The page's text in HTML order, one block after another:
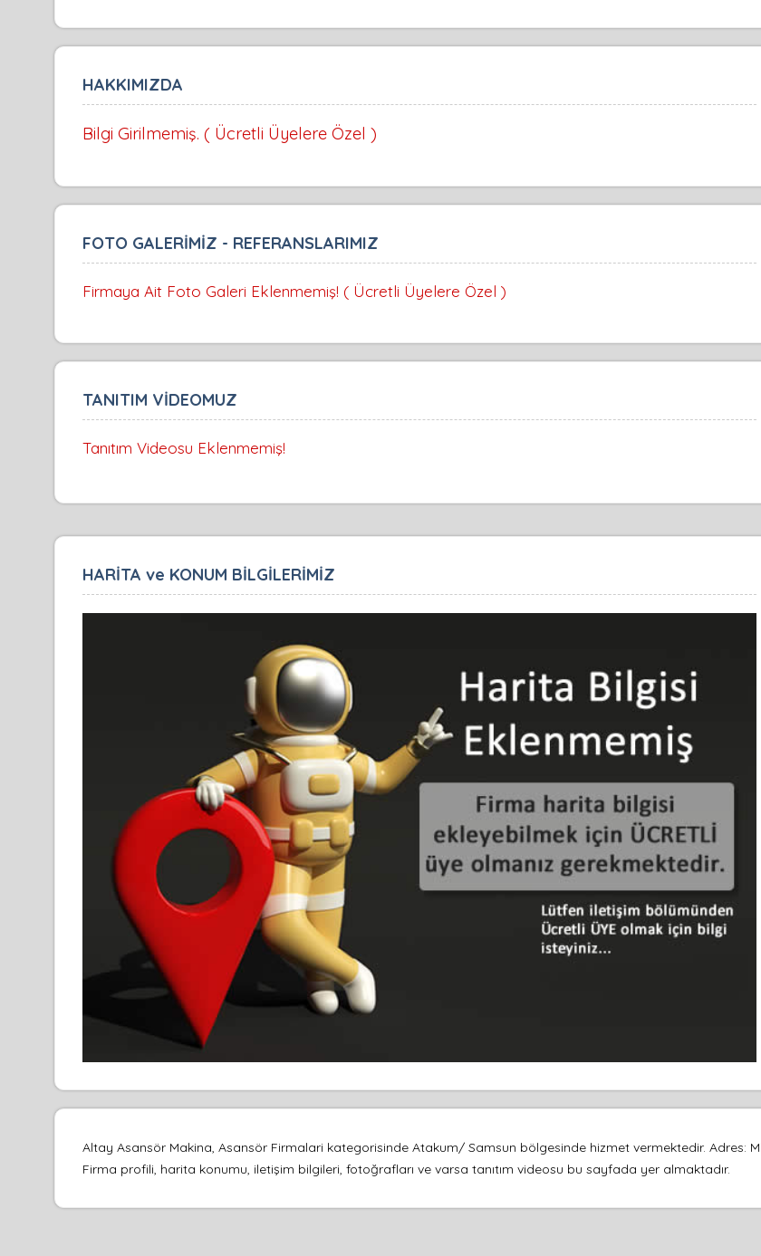
HAKKIMIZDA
Bilgi Girilmemiş. ( Ücretli Üyelere Özel )
FOTO GALERİMİZ - REFERANSLARIMIZ
Firmaya Ait Foto Galeri Eklenmemiş! ( Ücretli Üyelere Özel )
TANITIM VİDEOMUZ
Tanıtım Videosu Eklenmemiş!
HARİTA ve KONUM BİLGİLERİMİZ
Altay Asansör Makina, Asansör Firmalari kategorisinde Atakum/ Samsun bölgesinde hizmet vermektedir. Adres:
Firma profili, harita konumu, iletişim bilgileri, fotoğrafları ve varsa tanıtım videosu bu sayfada yer almaktadır.